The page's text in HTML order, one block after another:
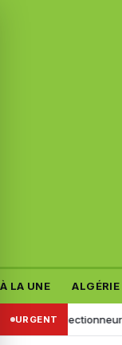
À LA UNE ALGÉRIE
URGENT
sélectionneur de